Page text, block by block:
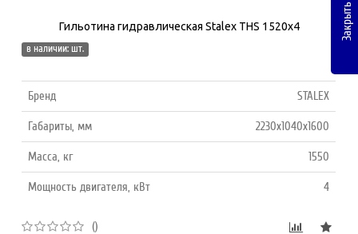
Гильотина гидравлическая Stalex THS 1520х4
в наличии: шт.
Бренд STALEX
Габариты, мм 2230x1040x1600
Масса, кг 1550
Мощность двигателя, кВт 4
()
Закрыть